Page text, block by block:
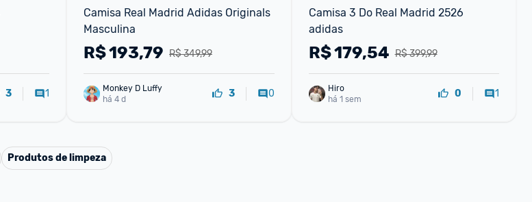
3 1
Camisa Real Madrid Adidas Originals
Masculina
R$ 349,99
R$193,79
Monkey D Luffy
há 4 d
3 0
Camisa 3 Do Real Madrid 2526
adidas
R$ 399,99
R$179,54
Hiro
há 1 sem
0 1
Produtos de limpeza